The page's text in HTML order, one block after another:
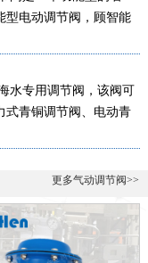
型电动调节阀，顾智能
水专用调节阀，该阀可
式青铜调节阀、电动青
气动蒸汽调节阀是一款
主研发生产的，蒸汽
更多气动调节阀>>